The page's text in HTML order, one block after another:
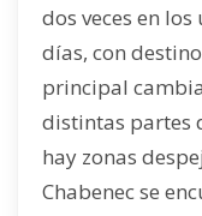
dos veces en
días, con
principal
distintas partes
hay zonas
Chabenec se